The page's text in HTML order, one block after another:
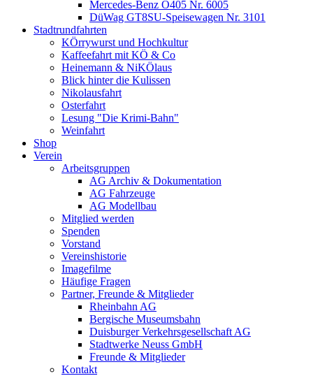
Mercedes-Benz O405 Nr. 6005
DüWag GT8SU-Speisewagen Nr. 3101
Stadtrundfahrten
KÖrrywurst und Hochkultur
Kaffeefahrt mit KÖ & Co
Heinemann & NiKÖlaus
Blick hinter die Kulissen
Nikolausfahrt
Osterfahrt
Lesung "Die Krimi-Bahn"
Weinfahrt
Shop
Verein
Arbeitsgruppen
AG Archiv & Dokumentation
AG Fahrzeuge
AG Modellbau
Mitglied werden
Spenden
Vorstand
Vereinshistorie
Imagefilme
Häufige Fragen
Partner, Freunde & Mitglieder
Rheinbahn AG
Bergische Museumsbahn
Duisburger Verkehrsgesellschaft AG
Stadtwerke Neuss GmbH
Freunde & Mitglieder
Kontakt